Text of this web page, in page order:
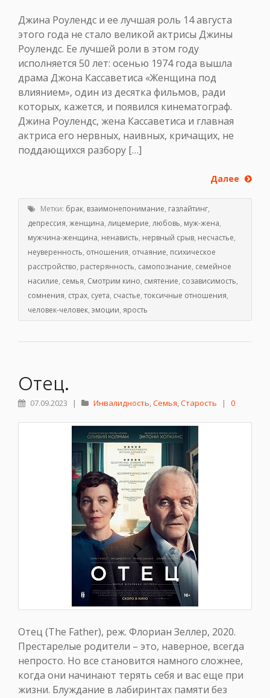
Джина Роулендс и ее лучшая роль 14 августа
этого года не стало великой актрисы Джины
Роулендс. Ее лучшей роли в этом году
исполняется 50 лет: осенью 1974 года вышла
драма Джона Кассаветиса «Женщина под
влиянием», один из десятка фильмов, ради
которых, кажется, и появился кинематограф.
Джина Роулендс, жена Кассаветиса и главная
актриса его нервных, наивных, кричащих, не
поддающихся разбору […]
Далее
Метки: брак, взаимонепонимание, газлайтинг,
депрессия, женщина, лицемерие, любовь, муж-жена,
мужчина-женщина, ненависть, нервный срыв, несчастье,
неуверенность, отношения, отчаяние, психическое
расстройство, растерянность, самопознание, семейное
насилие, семья, Смотрим кино, смятение, созависимость,
сомнения, страх, суета, счастье,токсичные отношения,
человек-человек, эмоции, ярость
Отец.
07.09.2023 | Инвалидность,Семья,Старость | 0
Отец (The Father), реж. Флориан Зеллер, 2020.
Престарелые родители – это, наверное, всегда
непросто. Но все становится намного сложнее,
когда они начинают терять себя и вас еще при
жизни. Блуждание в лабиринтах памяти без